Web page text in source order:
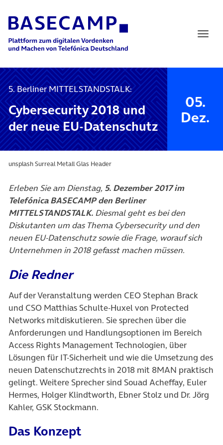
Main Navigation
5. Berliner MITTELSTANDSTALK:
Cybersecurity 2018 und
der neue EU-Datenschutz
05.
Dez.
unsplash Surreal Metall Glas Header
Erleben Sie am Dienstag, 5. Dezember 2017 im
Telefónica BASECAMP den Berliner
MITTELSTANDSTALK. Diesmal geht es bei den
Diskutanten um das Thema Cybersecurity und den
neuen EU-Datenschutz sowie die Frage, worauf sich
Unternehmen in 2018 gefasst machen müssen.
Die Redner
Auf der Veranstaltung werden CEO Stephan Brack
und CSO Matthias Schulte-Huxel von Protected
Networks mitdiskutieren. Sie sprechen über die
Anforderungen und Handlungsoptionen im Bereich
Access Rights Management Technologien, über
Lösungen für IT-Sicherheit und wie die Umsetzung des
neuen Datenschutzrechts in 2018 mit 8MAN praktisch
gelingt. Weitere Sprecher sind Souad Acheffay, Euler
Hermes, Holger Klindtworth, Ebner Stolz und Dr. Jörg
Kahler, GSK Stockmann.
Das Konzept